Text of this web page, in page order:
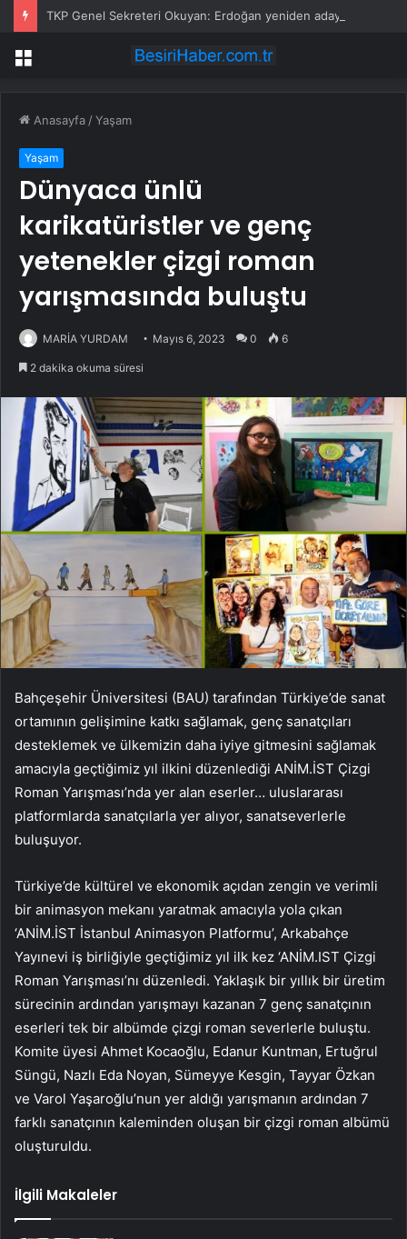
Menü
Anasayfa /Yaşam
Yaşam
Dünyaca ünlü
karikatüristler ve genç
yetenekler çizgi roman
yarışmasında buluştu
MARİA YURDAM Mayıs 6, 2023 0 6
2 dakika okuma süresi
Bahçeşehir Üniversitesi (BAU) tarafından Türkiye’de sanat
ortamının gelişimine katkı sağlamak, genç sanatçıları
desteklemek ve ülkemizin daha iyiye gitmesini sağlamak
amacıyla geçtiğimiz yıl ilkini düzenlediği ANİM.İST Çizgi
Roman Yarışması’nda yer alan eserler… uluslararası
platformlarda sanatçılarla yer alıyor, sanatseverlerle
buluşuyor.
Türkiye’de kültürel ve ekonomik açıdan zengin ve verimli
bir animasyon mekanı yaratmak amacıyla yola çıkan
‘ANİM.İST İstanbul Animasyon Platformu’, Arkabahçe
Yayınevi iş birliğiyle geçtiğimiz yıl ilk kez ‘ANİM.IST Çizgi
Roman Yarışması’nı düzenledi. Yaklaşık bir yıllık bir üretim
sürecinin ardından yarışmayı kazanan 7 genç sanatçının
eserleri tek bir albümde çizgi roman severlerle buluştu.
Komite üyesi Ahmet Kocaoğlu, Edanur Kuntman, Ertuğrul
Süngü, Nazlı Eda Noyan, Sümeyye Kesgin, Tayyar Özkan
ve Varol Yaşaroğlu’nun yer aldığı yarışmanın ardından 7
farklı sanatçının kaleminden oluşan bir çizgi roman albümü
oluşturuldu.
İlgili Makaleler